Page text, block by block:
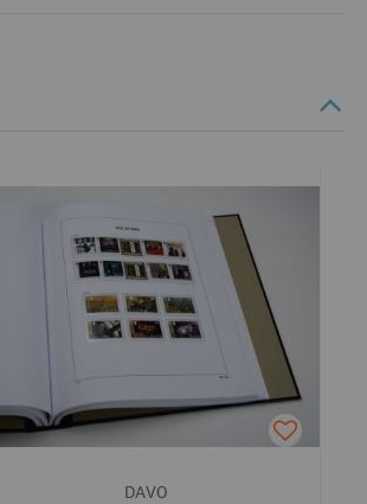
DAVO